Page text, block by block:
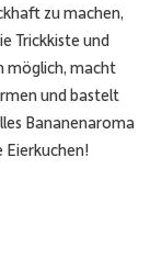
zu machen,
Trickkiste und
möglich, macht
und bastelt
Bananenaroma
Eierkuchen!